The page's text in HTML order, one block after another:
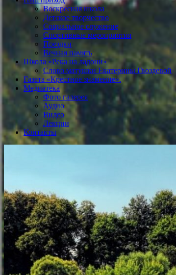
Воскресная школа
Детское творчество
Социальное служение
Спортивные мероприятия
Поездки
Вечная память
Школа «Река на ладони»
Слово матушки Екатерины Гвоздевой
Газета «Крестное знамение».
Медиатека
Фото галерея
Аудио
Видео
Лекции
Контакты